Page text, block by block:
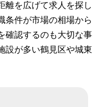
離を広げて求人を探し
条件が市場の相場から
確認するのも大切な事
設が多い鶴見区や城東